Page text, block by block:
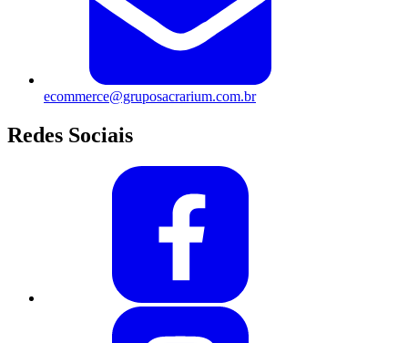
ecommerce@gruposacrarium.com.br
Redes Sociais